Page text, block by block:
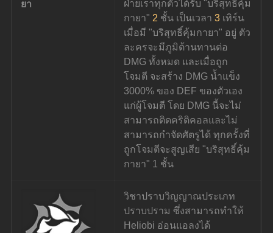
ยา
ฝ่ายเราทุกตัวได้รับ "บริสุทธิ์คุ้ม
กายา" 2 ชั้น เป็นเวลา 3 เทิร์น
เมื่อมี "บริสุทธิ์คุ้มกายา" อยู่ ตัว
ละครจะมีภูมิต้านทานต่อ
DMG ทั้งหมด และเมื่อถูก
โจมตี จะสร้าง DMG น้ำแข็ง
3000% ของ DEF ของตัวเอง
แก่ผู้โจมตี โดย DMG นี้จะไม่
สามารถติดคริติคอลและไม่
สามารถกำจัดศัตรูได้ ทุกครั้งที่
ถูกโจมตีจะสูญเสีย "บริสุทธิ์คุ้ม
กายา" 1 ชั้น
วิชาปราบวิญญาณประเภท
ปราบปราม ซึ่งสามารถทำให้
Heliobi อ่อนแอลงได้